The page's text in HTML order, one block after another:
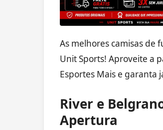
As melhores camisas de
Unit Sports! Aproveite a
Esportes Mais e garanta
River e
Apertura